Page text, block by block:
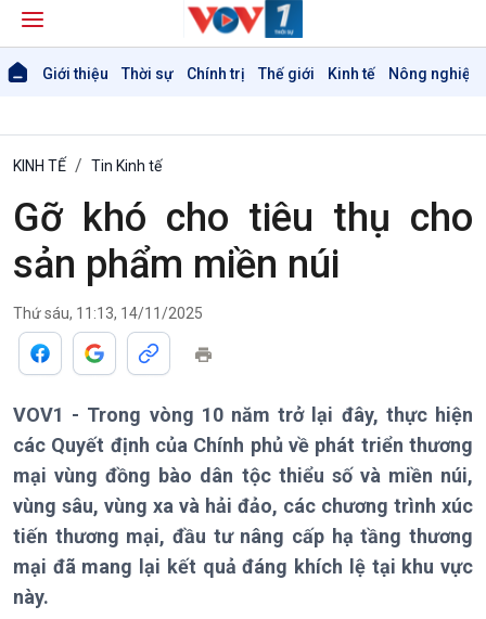
Giới thiệu Thời sự Chính trị Thế giới Kinh tế Nông nghiệp
KINH TẾ Tin Kinh tế
Gỡ khó cho tiêu thụ cho
sản phẩm miền núi
Thứ sáu, 11:13, 14/11/2025
VOV1 - Trong vòng 10 năm trở lại đây, thực hiện
các Quyết định của Chính phủ về phát triển thương
mại vùng đồng bào dân tộc thiểu số và miền núi,
vùng sâu, vùng xa và hải đảo, các chương trình xúc
tiến thương mại, đầu tư nâng cấp hạ tầng thương
mại đã mang lại kết quả đáng khích lệ tại khu vực
này.